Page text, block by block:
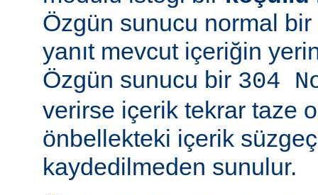
Özgün sunucu normal bir
yanıt mevcut içeriğin
Özgün sunucu bir 304
verirse içerik tekrar taze
önbellekteki içerik
kaydedilmeden sunulur.